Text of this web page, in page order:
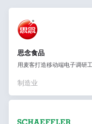
思念食品
用麦客打造移动端电子调研
制造业